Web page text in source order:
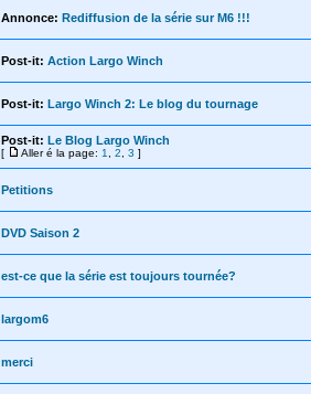
Annonce: Rediffusion de la série sur M6 !!!
Post-it: Action Largo Winch
Post-it: Largo Winch 2: Le blog du tournage
Post-it: Le Blog Largo Winch
[ Aller é la page: 1 2 3 ]
Petitions
DVD Saison 2
est-ce que la série est toujours tournée?
largom6
merci